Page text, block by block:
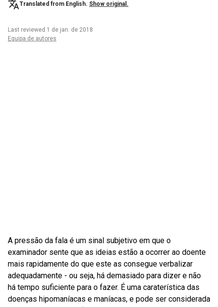
Translated from English. Show original.
Last reviewed 1 de jan. de 2018
Equipa de autores
A pressão da fala é um sinal subjetivo em que o
examinador sente que as ideias estão a ocorrer ao doente
mais rapidamente do que este as consegue verbalizar
adequadamente - ou seja, há demasiado para dizer e não
há tempo suficiente para o fazer. É uma caraterística das
doenças hipomaníacas e maníacas, e pode ser considerada